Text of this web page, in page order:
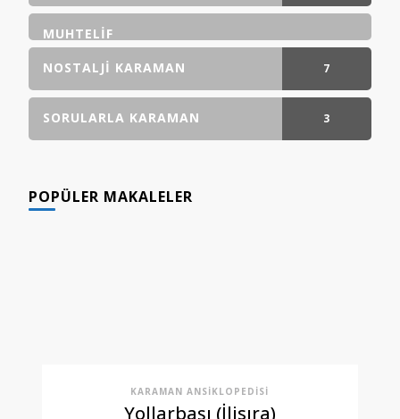
MUHTELIF
NOSTALJI KARAMAN
7
GÖNDERI(LER)
SORULARLA KARAMAN 3
POPÜLER MAKALELER
KARAMAN ANSIKLOPEDISI
Yollarbaşı (İlisıra)